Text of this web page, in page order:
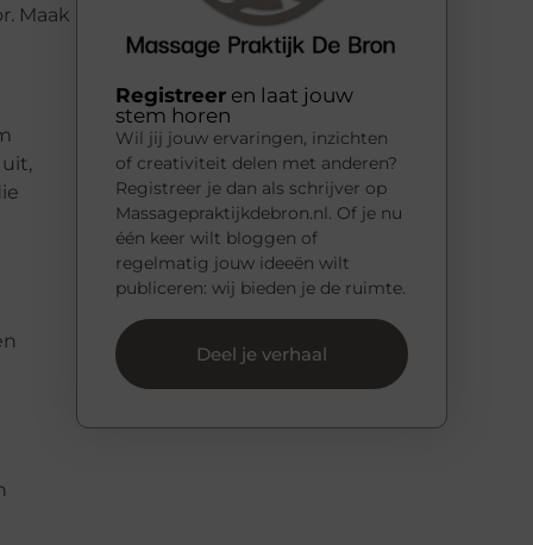
Maak
Registreer en laat jouw
stem horen
Wil jij jouw ervaringen, inzichten
of creativiteit delen met anderen?
Registreer je dan als schrijver op
Massagepraktijkdebron.nl. Of je nu
één keer wilt bloggen of
regelmatig jouw ideeën wilt
publiceren: wij bieden je de ruimte.
Deel je verhaal